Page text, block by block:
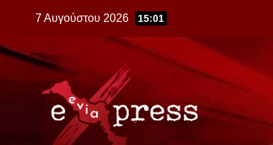
content
7 Αυγούστου 2026 15:01